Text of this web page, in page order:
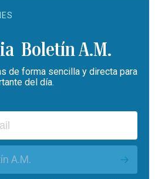
Boletín A.M.
de forma sencilla y directa para
del día.
A.M.